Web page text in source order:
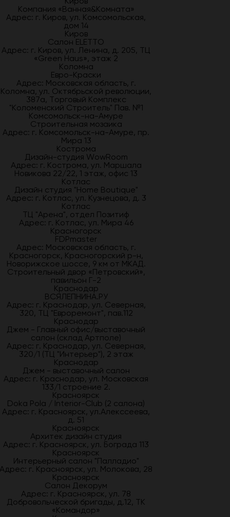
Компания «Ванная&Комната»
Адрес: г. Киров, ул. Комсомольская,
дом 14
Киров
Салон ELETTO
Адрес: г. Киров, ул. Ленина, д. 205, ТЦ
«Green Haus», этаж 2
Коломна
Евро-Краски
Адрес: Московская область, г.
Коломна, ул. Октябрьской революции,
387а, Торговый Комплекс
"Коломенский Строитель" Пав. №1
Комсомольск-на-Амуре
Строительная мозаика
Адрес: г. Комсомольск-на-Амуре, пр.
Мира 13
Кострома
Дизайн-студия WowRoom
Адрес: г. Кострома, ул. Маршала
Новикова 22/22, 1 этаж, офис 13
Котлас
Дизайн студия "Home Boutique"
Адрес: г. Котлас, ул. Кузнецова, д. 3
Котлас
ТЦ "Арена", отдел Позитиф
Адрес: г. Котлас, ул. Мира 46
Красногорск
FDPmaster
Адрес: Московская область, г.
Красногорск, Красногорский р-н,
Новорижское шоссе, 9 км от МКАД.
Строительный двор «Петровский»,
павильон Г-2
Краснодар
ВСЯЛЕПНИНА.РУ
Адрес: г. Краснодар, ул. Северная,
320, ТЦ "Евроремонт", пав.112
Краснодар
Джем - Главный офис/выставочный
салон (склад Артполе)
Адрес: г. Краснодар, ул. Северная,
320/1 (ТЦ "Интерьер"), 2 этаж
Краснодар
Джем - выставочный салон
Адрес: г. Краснодар, ул. Московская
133/1 строение 2.
Красноярск
Doka Pola / Interior-Club (2 салона)
Адрес: г. Красноярск, ул.Алекссеева,
д. 51
Красноярск
Архитек дизайн студия
Адрес: г. Красноярск, ул. Бограда 113
Красноярск
Интерьерный салон "Палладио"
Адрес: г. Красноярск, ул. Молокова, 28
Красноярск
Салон Декорум
Адрес: г. Красноярск, ул. 78
Добровольческой бригады, д.12, ТК
«Командор»